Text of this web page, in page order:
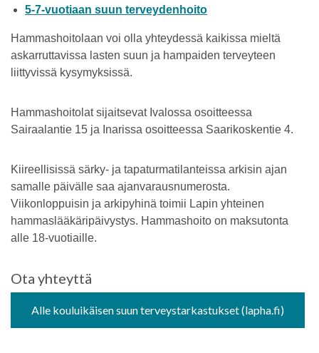
5-7-vuotiaan suun terveydenhoito
Hammashoitolaan voi olla yhteydessä kaikissa mieltä
askarruttavissa lasten suun ja hampaiden terveyteen
liittyvissä kysymyksissä.
Hammashoitolat sijaitsevat Ivalossa osoitteessa
Sairaalantie 15 ja Inarissa osoitteessa Saarikoskentie 4.
Kiireellisissä särky- ja tapaturmatilanteissa arkisin ajan
samalle päivälle saa ajanvarausnumerosta.
Viikonloppuisin ja arkipyhinä toimii Lapin yhteinen
hammaslääkäripäivystys. Hammashoito on maksutonta
alle 18-vuotiaille.
Ota yhteyttä
Alle kouluikäisen suun terveystarkastukset (lapha.fi)